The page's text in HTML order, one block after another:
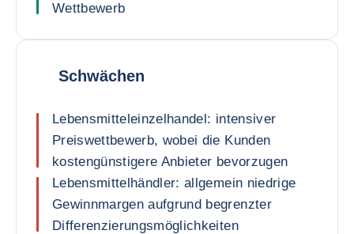
Wettbewerb
Schwächen
Lebensmitteleinzelhandel: intensiver
Preiswettbewerb, wobei die Kunden
kostengünstigere Anbieter bevorzugen
Lebensmittelhändler: allgemein niedrige
Gewinnmargen aufgrund begrenzter
Differenzierungsmöglichkeiten